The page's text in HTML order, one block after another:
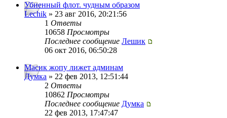
Убиенный флот. чудным образом
Lechik » 23 авг 2016, 20:21:56
1 Ответы
10658 Просмотры
Последнее сообщение Лешик
06 окт 2016, 06:50:28
Масик жопу лижет админам
Думка » 22 фев 2013, 12:51:44
2 Ответы
10862 Просмотры
Последнее сообщение Думка
22 фев 2013, 17:47:47